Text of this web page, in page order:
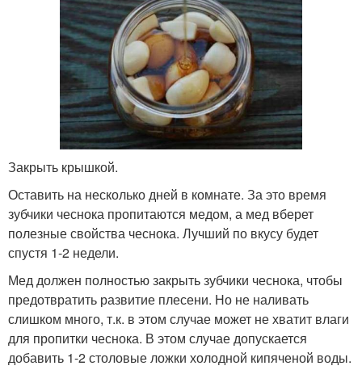
Закрыть крышкой.
Оставить на несколько дней в комнате. За это время
зубчики чеснока пропитаются медом, а мед вберет
полезные свойства чеснока. Лучший по вкусу будет
спустя 1-2 недели.
Мед должен полностью закрыть зубчики чеснока, чтобы
предотвратить развитие плесени. Но не наливать
слишком много, т.к. в этом случае может не хватит влаги
для пропитки чеснока. В этом случае допускается
добавить 1-2 столовые ложки холодной кипяченой воды.